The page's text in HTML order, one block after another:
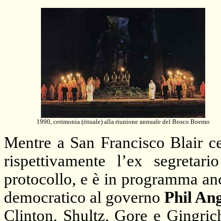
1990, cerimonia (rituale) alla riunione annuale del Bosco Boemo
Mentre a San Francisco Blair
rispettivamente l’ex
protocollo, e è in programma
democratico al governo Phil
Clinton, Shultz, Gore e